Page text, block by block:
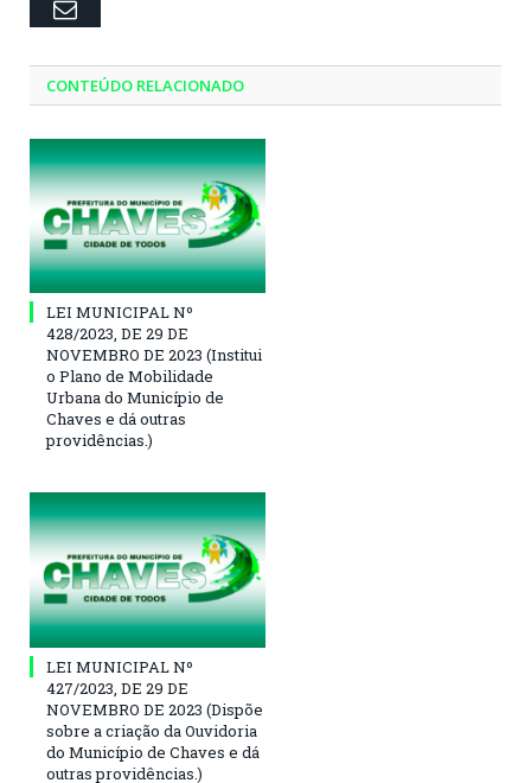
Email
CONTEÚDO RELACIONADO
LEI MUNICIPAL Nº
428/2023, DE 29 DE
NOVEMBRO DE 2023 (Institui
o Plano de Mobilidade
Urbana do Município de
Chaves e dá outras
providências.)
LEI MUNICIPAL Nº
427/2023, DE 29 DE
NOVEMBRO DE 2023 (Dispõe
sobre a criação da Ouvidoria
do Município de Chaves e dá
outras providências.)